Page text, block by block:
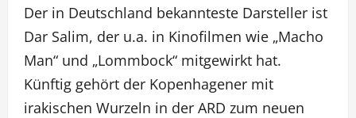
Der in Deutschland bekannteste Darsteller ist
Dar Salim, der u.a. in Kinofilmen wie „Macho
Man“ und „Lommbock“ mitgewirkt hat.
Künftig gehört der Kopenhagener mit
irakischen Wurzeln in der ARD zum neuen